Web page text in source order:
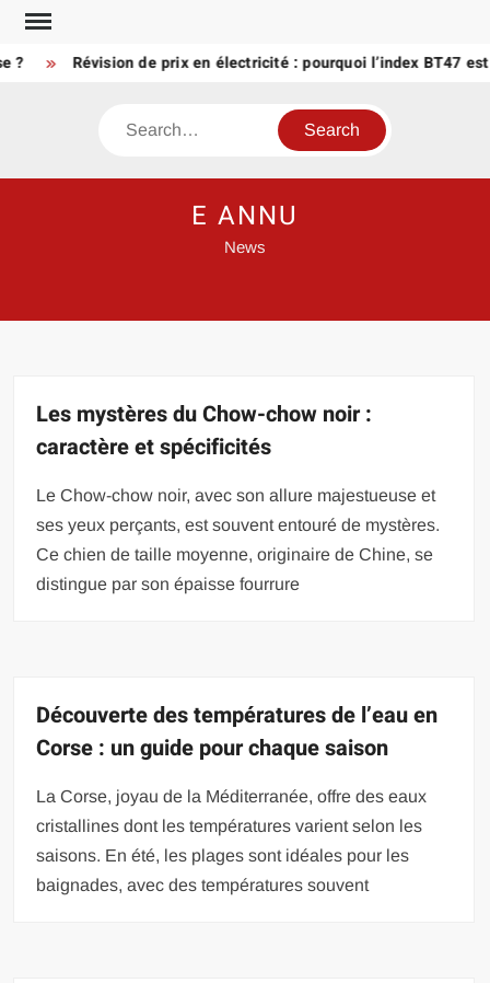
Skip
contentRévision de prix en électricité : pourquoi l’index BT47 est
Search
E ANNU
News
Les mystères du Chow-chow noir :
caractère et spécificités
Le Chow-chow noir, avec son allure majestueuse et
ses yeux perçants, est souvent entouré de mystères.
Ce chien de taille moyenne, originaire de Chine, se
distingue par son épaisse fourrure
Découverte des températures de l’eau en
Corse : un guide pour chaque saison
La Corse, joyau de la Méditerranée, offre des eaux
cristallines dont les températures varient selon les
saisons. En été, les plages sont idéales pour les
baignades, avec des températures souvent